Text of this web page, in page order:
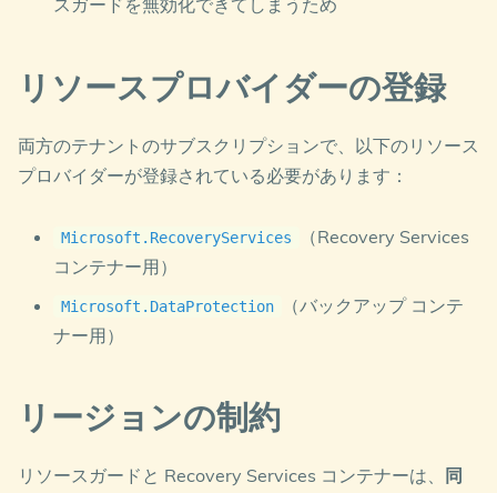
リソースプロバイダーの登録
両方のテナントのサブスクリプションで、以下のリソース
プロバイダーが登録されている必要があります：
Microsoft.RecoveryServices
（Recovery Services
コンテナー用）
Microsoft.DataProtection
（バックアップ コンテ
ナー用）
リージョンの制約
リソースガードと Recovery Services コンテナーは、
同